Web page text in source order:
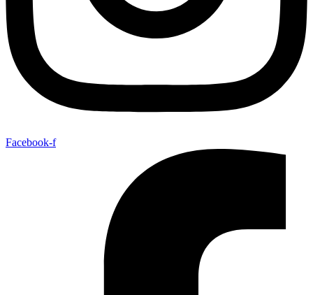
Facebook-f